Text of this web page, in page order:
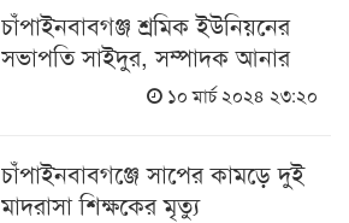
চাঁপাইনবাবগঞ্জ শ্রমিক ইউনিয়নের
সভাপতি সাইদুর, সম্পাদক আনার
১০ মার্চ ২০২৪ ২৩:২০
চাঁপাইনবাবগঞ্জে সাপের কামড়ে দুই
মাদরাসা শিক্ষকের মৃত্যু